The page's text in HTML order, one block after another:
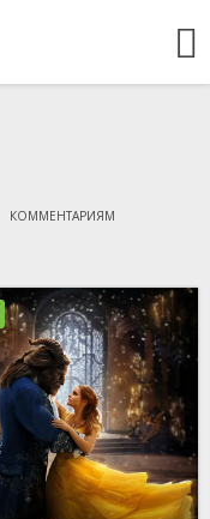
КОММЕНТАРИЯМ